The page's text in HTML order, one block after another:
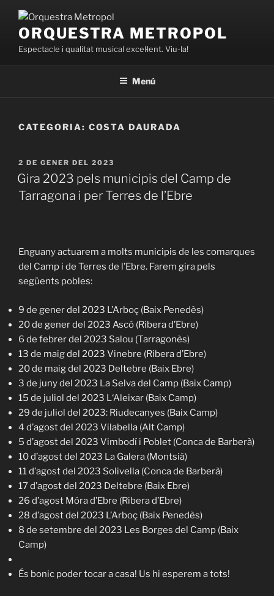
contingut
ORQUESTRA METROPOL
Espectacle i qualitat musical excel·lent. Viu-la!
Menú
CATEGORIA: COSTA DAURADA
PUBLICAT
A
2 DE GENER DEL 2023
Gira 2023 pels municipis del Camp de
Tarragona i per Terres de l’Ebre
Enguany actuarem a molts municipis de les comarques
del Camp i de Terres de l’Ebre. Farem gira pels
següents pobles:
9 de gener del 2023 L’Arboç (Baix Penedès)
20 de gener del 2023 Ascó (Ribera d’Ebre)
6 de febrer del 2023 Salou (Tarragonès)
13 de maig del 2023 Vinebre (Ribera d’Ebre)
20 de maig del 2023 Deltebre (Baix Ebre)
3 de juny del 2023 La Selva del Camp (Baix Camp)
15 de juliol del 2023 L‘Aleixar (Baix Camp)
29 de juliol del 2023: Riudecanyes (Baix Camp)
4 d’agost del 2023 Vilabella (Alt Camp)
5 d’agost del 2023 Vimbodí i Poblet (Conca de Barberà)
10 d’agost del 2023 La Galera (Montsià)
11 d’agost del 2023 Solivella (Conca de Barberà)
17 d’agost del 2023 Deltebre (Baix Ebre)
26 d’agost Móra d’Ebre (Ribera d’Ebre)
28 d’agost del 2023 L’Arboç (Baix Penedès)
8 de setembre del 2023 Les Borges del Camp (Baix
Camp)
És bonic poder tocar a casa! Us hi esperem a tots!